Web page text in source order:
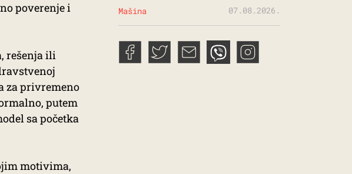
poverenje i
rešenja ili
za privremeno
putem
sa početka
motivima,
Mašina 07.08.2026.